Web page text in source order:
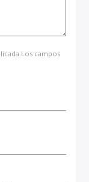
campos